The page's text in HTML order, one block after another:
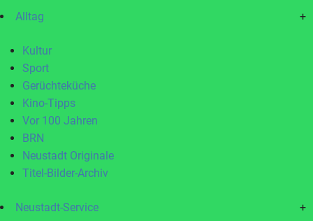
Alltag +
Kultur
Sport
Gerüchteküche
Kino-Tipps
Vor 100 Jahren
BRN
Neustadt Originale
Titel-Bilder-Archiv
Neustadt-Service +